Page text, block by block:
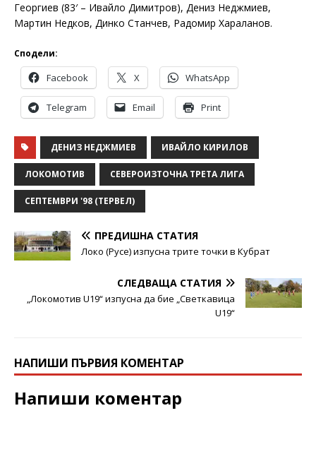
Георгиев (83′ – Ивайло Димитров), Дениз Неджмиев,
Мартин Недков, Динко Станчев, Радомир Хараланов.
Сподели:
Facebook X WhatsApp
Telegram Email Print
ДЕНИЗ НЕДЖМИЕВ ИВАЙЛО КИРИЛОВ
ЛОКОМОТИВ СЕВЕРОИЗТОЧНА ТРЕТА ЛИГА
СЕПТЕМВРИ '98 (ТЕРВЕЛ)
ПРЕДИШНА СТАТИЯ
Локо (Русе) изпусна трите точки в Кубрат
СЛЕДВАЩА СТАТИЯ
„Локомотив U19“ изпусна да бие „Светкавица
U19“
НАПИШИ ПЪРВИЯ КОМЕНТАР
Напиши коментар